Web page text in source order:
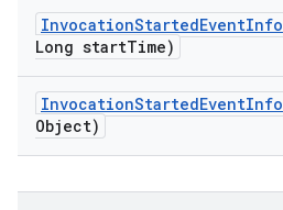
InvocationStartedEventInfo
Long startTime)
InvocationStartedEventInfo
Object)